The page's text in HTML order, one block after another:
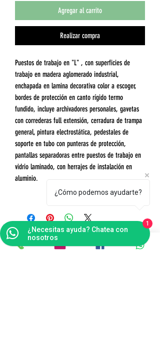
Agregar al carrito
Realizar compra
Puestos de trabajo en "L" , con superficies de
trabajo en madera aglomerado industrial,
enchapada en lamina decorativa color a escoger,
bordes de protección en canto rígido termo
fundido, incluye archivadores personales, gavetas
con correderas full extensión, cerradura de trampa
general, pintura electrostática, pedestales de
soporte en tubo con punteras de protección,
pantallas separadoras entre puestos de trabajo en
vidrio laminado, con herrajes de instalación en
aluminio.
¿Cómo podemos ayudarte?
¿Necesitas ayuda? Chatea con
nosotros
1